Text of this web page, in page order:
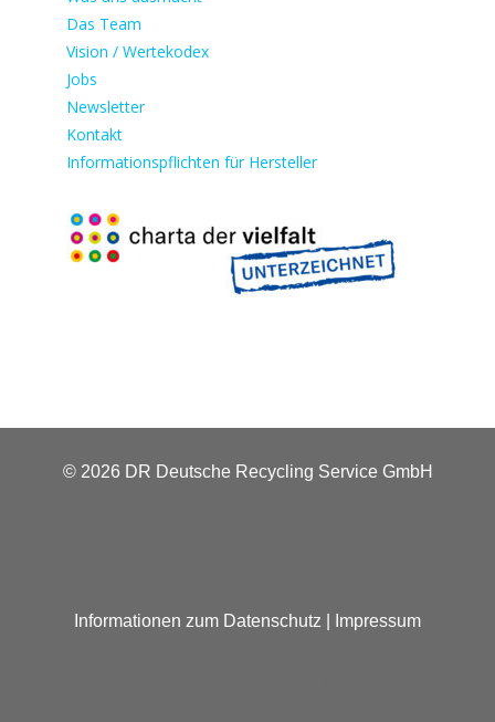
Das Team
Vision / Wertekodex
Jobs
Newsletter
Kontakt
Informationspflichten für Hersteller
© 2026 DR Deutsche Recycling Service GmbH
Informationen zum Datenschutz Impressum